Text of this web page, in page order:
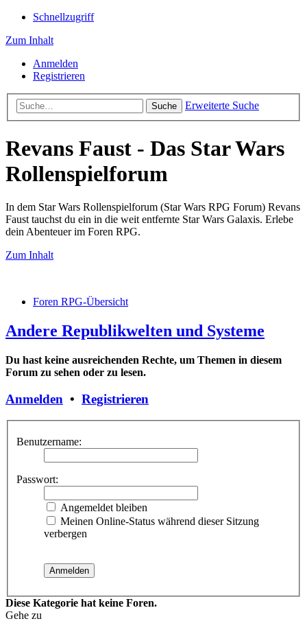
Schnellzugriff
Zum Inhalt
Anmelden
Registrieren
Suche Erweiterte Suche
Revans Faust - Das Star Wars
Rollenspielforum
In dem Star Wars Rollenspielforum (Star Wars RPG Forum) Revans
Faust tauchst du ein in die weit entfernte Star Wars Galaxis. Erlebe
dein Abenteuer im Foren RPG.
Zum Inhalt
Foren RPG-Übersicht
Andere Republikwelten und Systeme
Du hast keine ausreichenden Rechte, um Themen in diesem
Forum zu sehen oder zu lesen.
Anmelden • Registrieren
Benutzername:
Passwort:
Angemeldet bleiben
Meinen Online-Status während dieser Sitzung
verbergen
Diese Kategorie hat keine Foren.
Gehe zu